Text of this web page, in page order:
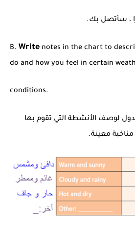
، سأتصل بك.
B. Write notes in the chart to
do and how you feel in certain
conditions.
لوصف الأنشطة التي تقوم بها
معينة.